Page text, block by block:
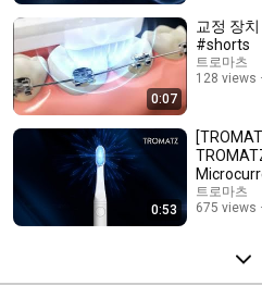
0:07
교정 장
#shorts
트로마츠
128 views
0:53
Clinical
트로마츠
675 views